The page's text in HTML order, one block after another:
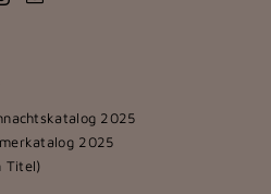
2025
2025
Titel)